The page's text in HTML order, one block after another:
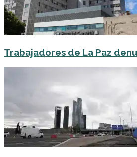
Trabajadores de La Paz